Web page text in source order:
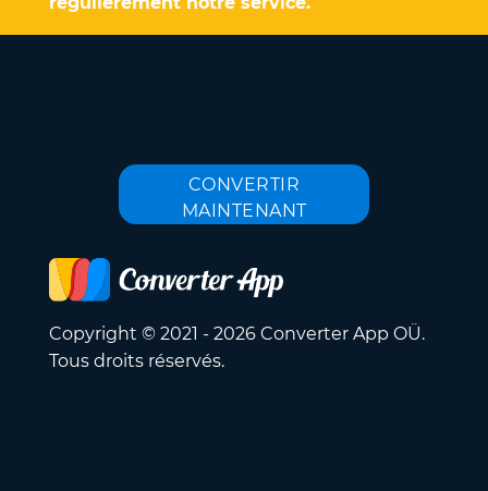
CONVERTIR
MAINTENANT
Copyright © 2021 - 2026 Converter App OÜ.
Tous droits réservés.